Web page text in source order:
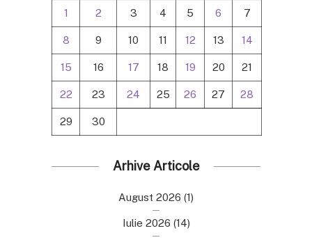
1 2 3 4 5 6 7
8 9 10 11 12 13 14
15 16 17 18 19 20 21
22 23 24 25 26 27 28
29 30
Arhive Articole
August 2026 (1)
Iulie 2026 (14)